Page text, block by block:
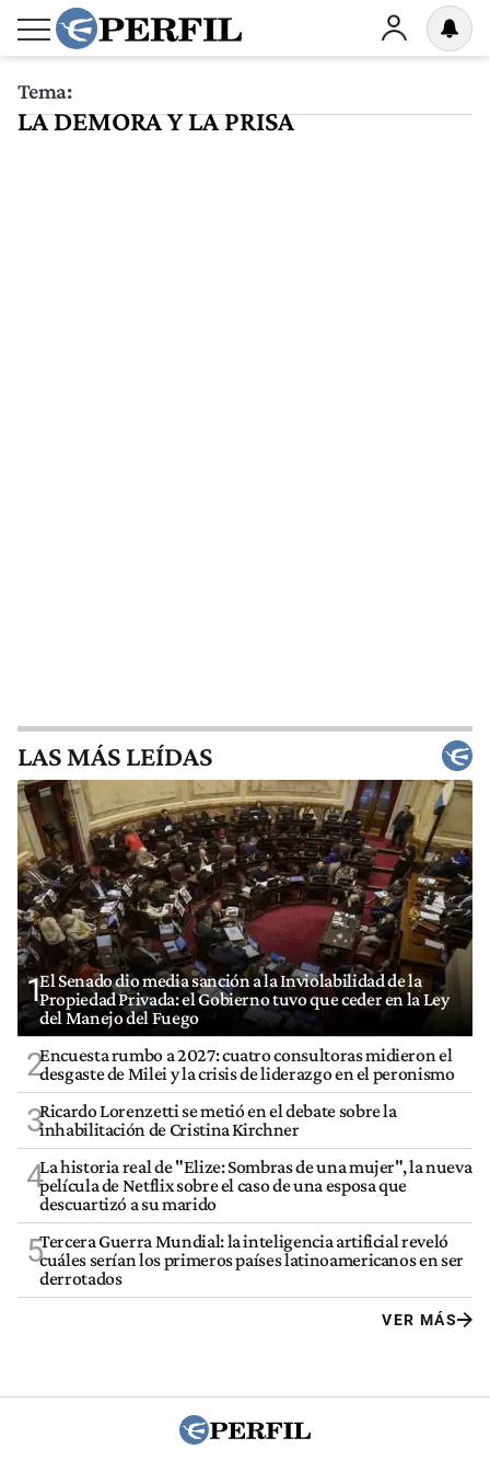
Tema:
LA DEMORA Y LA PRISA
LAS MÁS LEÍDAS
1El Senado dio media sanción a la Inviolabilidad de la
Propiedad Privada: el Gobierno tuvo que ceder en la Ley
del Manejo del Fuego
2Encuesta rumbo a 2027: cuatro consultoras midieron el
desgaste de Milei y la crisis de liderazgo en el peronismo
3Ricardo Lorenzetti se metió en el debate sobre la
inhabilitación de Cristina Kirchner
4La historia real de "Elize: Sombras de una mujer", la nueva
película de Netflix sobre el caso de una esposa que
descuartizó a su marido
5Tercera Guerra Mundial: la inteligencia artificial reveló
cuáles serían los primeros países latinoamericanos en ser
derrotados
VER MÁS